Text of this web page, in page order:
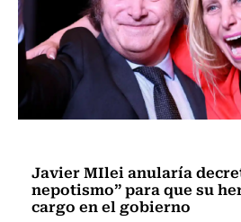
Javier MIlei anularía
nepotismo” para que su
cargo en el gobierno